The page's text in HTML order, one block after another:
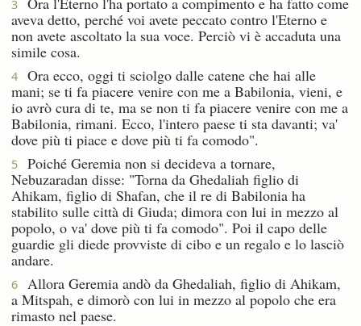
3
aveva detto, perché voi avete peccato contro l'Eterno e
non avete ascoltato la sua voce. Perciò vi è accaduta una
simile cosa.
4
Ora ecco, oggi ti sciolgo dalle catene che hai alle
mani; se ti fa piacere venire con me a Babilonia, vieni, e
io avrò cura di te, ma se non ti fa piacere venire con me a
Babilonia, rimani. Ecco, l'intero paese ti sta davanti; va'
dove più ti piace e dove più ti fa comodo".
5
Poiché Geremia non si decideva a tornare,
Nebuzaradan disse: "Torna da Ghedaliah figlio di
Ahikam, figlio di Shafan, che il re di Babilonia ha
stabilito sulle città di Giuda; dimora con lui in mezzo al
popolo, o va' dove più ti fa comodo". Poi il capo delle
guardie gli diede provviste di cibo e un regalo e lo lasciò
andare.
6
Allora Geremia andò da Ghedaliah, figlio di Ahikam,
a Mitspah, e dimorò con lui in mezzo al popolo che era
rimasto nel paese.